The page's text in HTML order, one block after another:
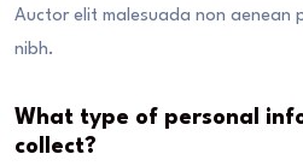
Auctor elit malesuada non aenean
nibh.
What type of personal
collect?